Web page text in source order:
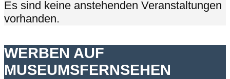
Es sind keine anstehenden Veranstaltungen
vorhanden.
WERBEN AUF
MUSEUMSFERNSEHEN